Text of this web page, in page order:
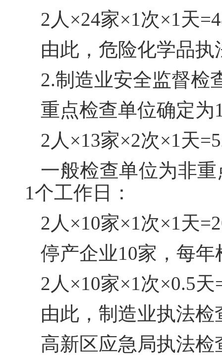
2人×24家×1次×1天
由此，危险化学品执
2.制造业安全监督检
重点检查单位确定为
2人×13家×2次×1天
一般检查单位为非
1个工作日：
2人×10家×1次×1天
停产企业10家，每
2人×10家×1次×0.5
由此，制造业执法检
高新区应急局执法检